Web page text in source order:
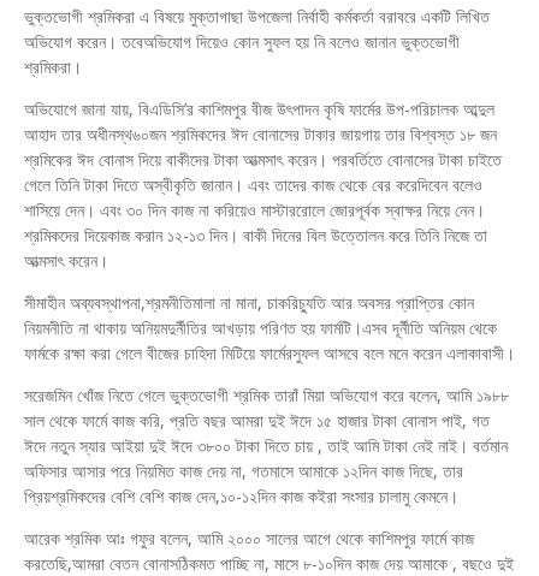
ভুক্তভোগী শ্রমিকরা এ বিষয়ে মুক্তাগাছা উপজেলা নির্বাহী কর্মকর্তা বরাবরে একটি লিখিত
অভিযোগ করেন। তবেঅভিযোগ দিয়েও কোন সুফল হয় নি বলেও জানান ভুক্তভোগী
শ্রমিকরা।
অভিযোগে জানা যায়, বিএডিসি’র কাশিমপুর বীজ উৎপাদন কৃষি ফার্মের উপ-পরিচালক আব্দুল
আহাদ তার অধীনস্থ৬০জন শ্রমিকদের ঈদ বোনাসের টাকার জায়গায় তার বিশ্বস্ত ১৮ জন
শ্রমিকের ঈদ বোনাস দিয়ে বাকীদের টাকা আত্মসাৎ করেন। পরবর্তিতে বোনাসের টাকা চাইতে
গেলে তিনি টাকা দিতে অস্বীকৃতি জানান। এবং তাদের কাজ থেকে বের করেদিবেন বলেও
শাসিয়ে দেন। এবং ৩০ দিন কাজ না করিয়েও মাস্টাররোলে জোরপূর্বক স্বাক্ষর নিয়ে নেন।
শ্রমিকদের দিয়েকাজ করান ১২-১৩ দিন। বাকী দিনের বিল উত্তোলন করে তিনি নিজে তা
আত্মসাৎ করেন।
সীমাহীন অব্যবস্থাপনা,শ্রমনীতিমালা না মানা, চাকরিচ্যুতি আর অবসর প্রাপ্তির কোন
নিয়মনীতি না থাকায় অনিয়মদুর্নীতির আখড়ায় পরিণত হয় ফার্মটি।এসব দূর্নীতি অনিয়ম থেকে
ফার্মকে রক্ষা করা গেলে বীজের চাহিদা মিটিয়ে ফার্মেরসুফল আসবে বলে মনে করেন এলাকাবাসী।
সরেজমিন খোঁজ নিতে গেলে ভুক্তভোগী শ্রমিক তারাঁ মিয়া অভিযোগ করে বলেন, আমি ১৯৮৮
সাল থেকে ফার্মে কাজ করি, প্রতি বছর আমরা দুই ঈদে ১৫ হাজার টাকা বোনাস পাই, গত
ঈদে নতুন স্যার আইয়া দুই ঈদে ৩৮০০ টাকা দিতে চায় , তাই আমি টাকা নেই নাই। বর্তমান
অফিসার আসার পরে নিয়মিত কাজ দেয় না, গতমাসে আমাকে ১২দিন কাজ দিছে, তার
প্রিয়শ্রমিকদের বেশি বেশি কাজ দেন,১০-১২দিন কাজ কইরা সংসার চালামু কেমনে।
আরেক শ্রমিক আঃ গফুর বলেন, আমি ২০০০ সালের আগে থেকে কাশিমপুর ফার্মে কাজ
করতেছি,আমরা বেতন বোনাসঠিকমত পাচ্ছি না, মাসে ৮-১০দিন কাজ দেয় আমাকে , বছওে দুই